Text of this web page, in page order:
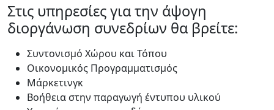
Στις υπηρεσίες για την άψογη
διοργάνωση συνεδρίων θα βρείτε:
Συντονισμό Χώρου και Τόπου
Οικονομικός Προγραμματισμός
Μάρκετινγκ
Βοήθεια στην παραγωγή έντυπου υλικού